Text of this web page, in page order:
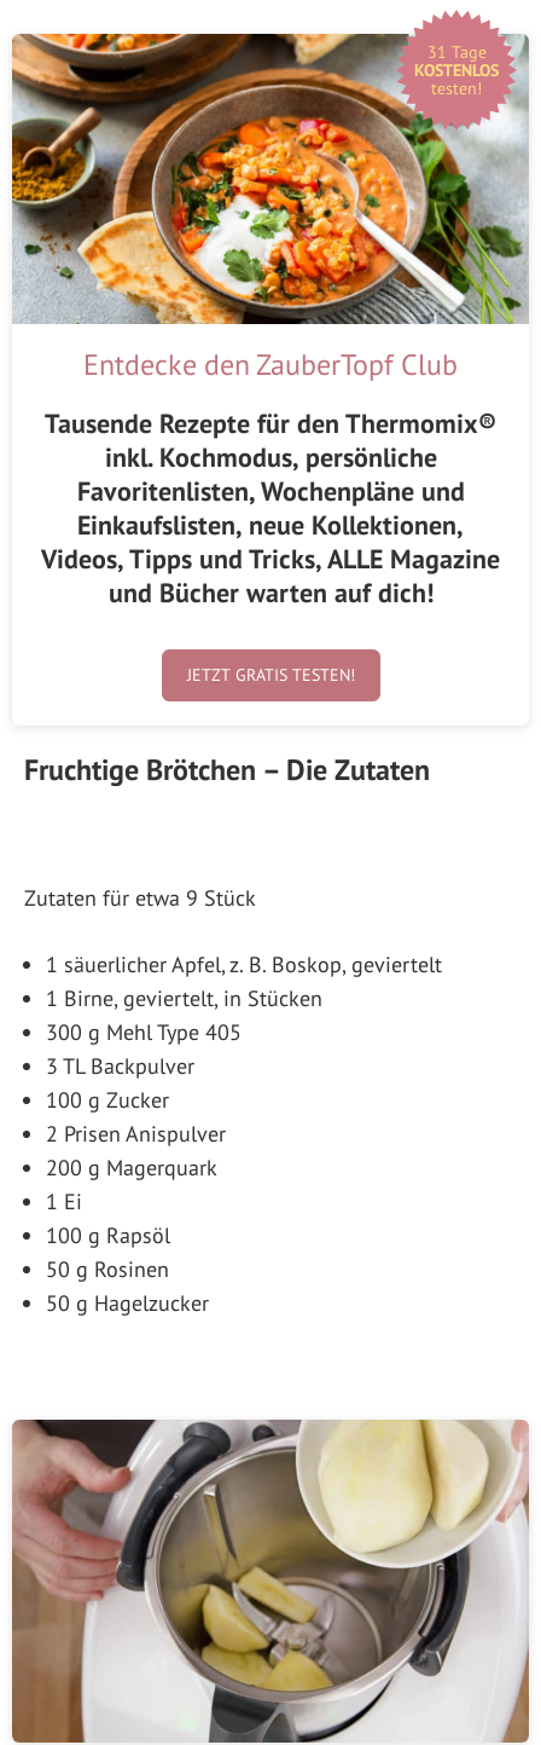
31 Tage
KOSTENLOS
testen!
Entdecke den ZauberTopf Club
Tausende Rezepte für den Thermomix®
inkl. Kochmodus, persönliche
Favoritenlisten, Wochenpläne und
Einkaufslisten, neue Kollektionen,
Videos, Tipps und Tricks, ALLE Magazine
und Bücher warten auf dich!
JETZT GRATIS TESTEN!
Fruchtige Brötchen – Die Zutaten
Zutaten für etwa 9 Stück
1 säuerlicher Apfel, z. B. Boskop, geviertelt
1 Birne, geviertelt, in Stücken
300 g Mehl Type 405
3 TL Backpulver
100 g Zucker
2 Prisen Anispulver
200 g Magerquark
1 Ei
100 g Rapsöl
50 g Rosinen
50 g Hagelzucker